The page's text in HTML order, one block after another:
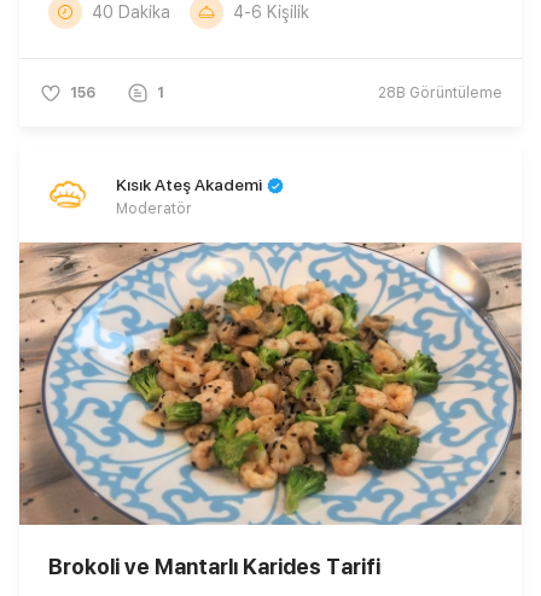
40 Dakika 4-6 Kişilik
156 1 28B Görüntüleme
Kısık Ateş Akademi
Moderatör
Brokoli ve Mantarlı Karides Tarifi